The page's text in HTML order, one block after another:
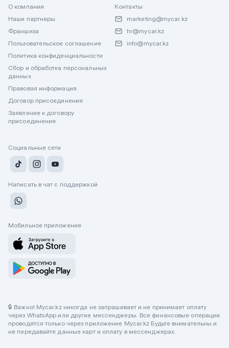
О компании
Наши партнеры
Франшиза
Пользовательское соглашение
Политика конфиденциальности
Сбор и обработка персональных
данных
Правовая информация
Договор присоединения
Заявление к договору
присоединения
Контакты
marketing@mycar.kz
hr@mycar.kz
info@mycar.kz
Социальные сети
Написать в чат с поддержкой
Мобильное приложение
🔒 Важно! Mycar.kz никогда не запрашивает и не принимает оплату
через WhatsApp или другие мессенджеры. Все финансовые операции
проводятся только через приложение Mycar.kz Будьте внимательны и
не передавайте данные карт и оплату в мессенджерах.